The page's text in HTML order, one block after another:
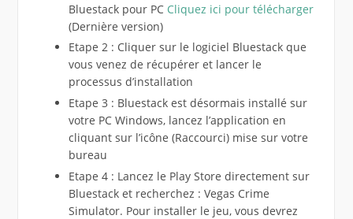
Bluestack pour PC Cliquez ici pour télécharger
(Dernière version)
Etape 2 : Cliquer sur le logiciel Bluestack que
vous venez de récupérer et lancer le
processus d’installation
Etape 3 : Bluestack est désormais installé sur
votre PC Windows, lancez l’application en
cliquant sur l’icône (Raccourci) mise sur votre
bureau
Etape 4 : Lancez le Play Store directement sur
Bluestack et recherchez : Vegas Crime
Simulator. Pour installer le jeu, vous devrez